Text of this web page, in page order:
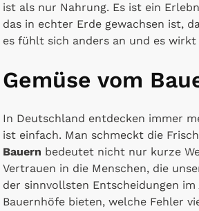
ist als nur Nahrung. Es ist ein
das in echter Erde gewachsen ist,
es fühlt sich anders an und es wirkt
Gemüse vom
In Deutschland entdecken immer
ist einfach. Man schmeckt die
Bauern bedeutet nicht nur kurze
Vertrauen in die Menschen, die
der sinnvollsten Entscheidungen
Bauernhöfe bieten, welche Fehler